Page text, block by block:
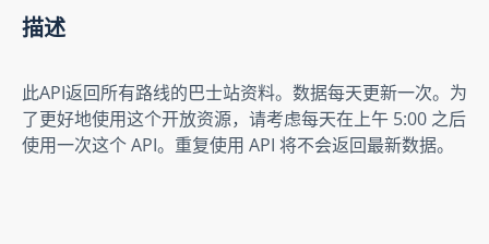
描述
此API返回所有路线的巴士站资料。数据每天更新一次。为
了更好地使用这个开放资源，请考虑每天在上午 5:00 之后
使用一次这个 API。重复使用 API 将不会返回最新数据。